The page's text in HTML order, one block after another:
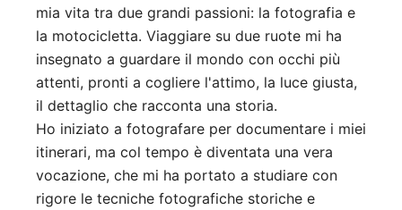
mia vita tra due grandi passioni: la fotografia e
la motocicletta. Viaggiare su due ruote mi ha
insegnato a guardare il mondo con occhi più
attenti, pronti a cogliere l'attimo, la luce giusta,
il dettaglio che racconta una storia.
Ho iniziato a fotografare per documentare i miei
itinerari, ma col tempo è diventata una vera
vocazione, che mi ha portato a studiare con
rigore le tecniche fotografiche storiche e